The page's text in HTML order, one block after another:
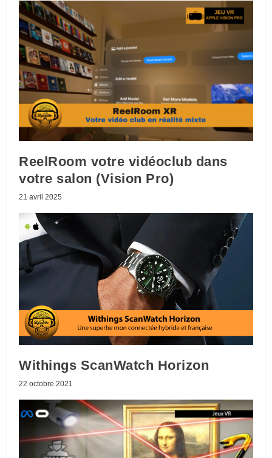
ReelRoom votre vidéoclub dans
votre salon (Vision Pro)
21 avril 2025
Withings ScanWatch Horizon
22 octobre 2021